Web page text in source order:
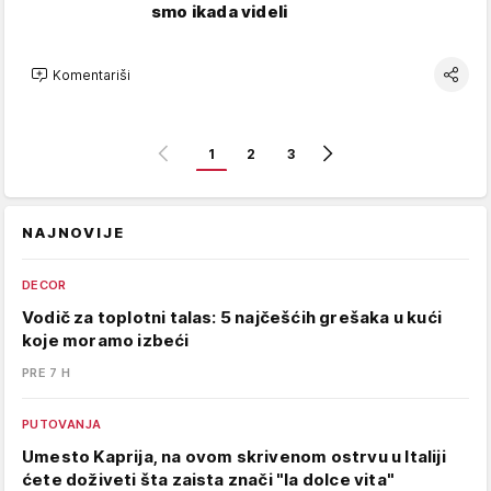
smo ikada videli
Komentariši
1 2 3
NAJNOVIJE
DECOR
Vodič za toplotni talas: 5 najčešćih grešaka u kući
koje moramo izbeći
PRE 7 H
PUTOVANJA
Umesto Kaprija, na ovom skrivenom ostrvu u Italiji
ćete doživeti šta zaista znači "la dolce vita"